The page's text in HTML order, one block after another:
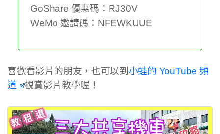
GoShare 優惠碼：RJ30V
WeMo 邀請碼：NFEWKUUE
喜歡看影片的朋友，也可以到 小蛙的 YouTube 頻
道
觀賞影片教學喔！